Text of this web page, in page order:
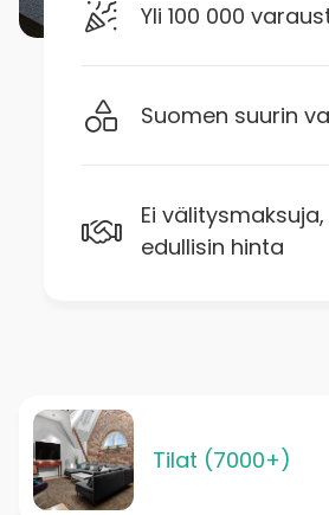
Yli 100 000
Suomen suurin
Ei
edullisin hinta
Tilat (7000+)